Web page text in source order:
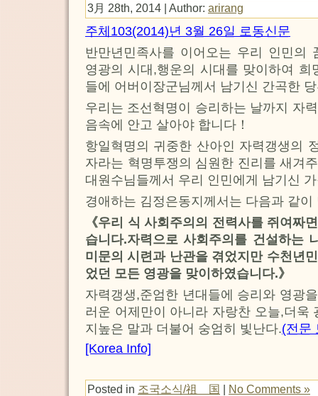
3月 28th, 2014 | Author: arirang
주체103(2014)년 3월 26일 로동신문
반만년민족사를 이어오는 우리 인민의
영광의 시대,행운의 시대를 맞이하여
들에 어버이장군님께서 남기신 간곡한
우리는 조선혁명이 승리하는 날까지 자
음속에 안고 살아야 합니다！
항일혁명의 귀중한 산아인 자력갱생의
자라는 혁명투쟁의 심원한 진리를 새겨
대원수님들께서 우리 인민에게 남기신
경애하는 김정은동지께서는 다음과 같이
《우리 식 사회주의의 전력사를 쥐여짜
습니다.자력으로 사회주의를 건설하는
미문의 시련과 난관을 겪었지만 수천년
었던 모든 영광을 맞이하였습니다.》
자력갱생,준엄한 년대들에 승리와 영광
러운 어제만이 아니라 자랑찬 오늘,더욱
지높은 말과 더불어 숭엄히 빛난다.(전문
[Korea Info]
Posted in 조국소식/祖 国 | No Comments »